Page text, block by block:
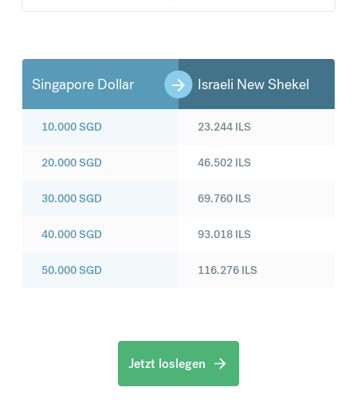
Singapore Dollar Israeli New Shekel
10.000SGD
20.000SGD
30.000SGD
40.000SGD
50.000SGD
23.244 ILS
46.502 ILS
69.760 ILS
93.018 ILS
116.276 ILS
Jetzt loslegen